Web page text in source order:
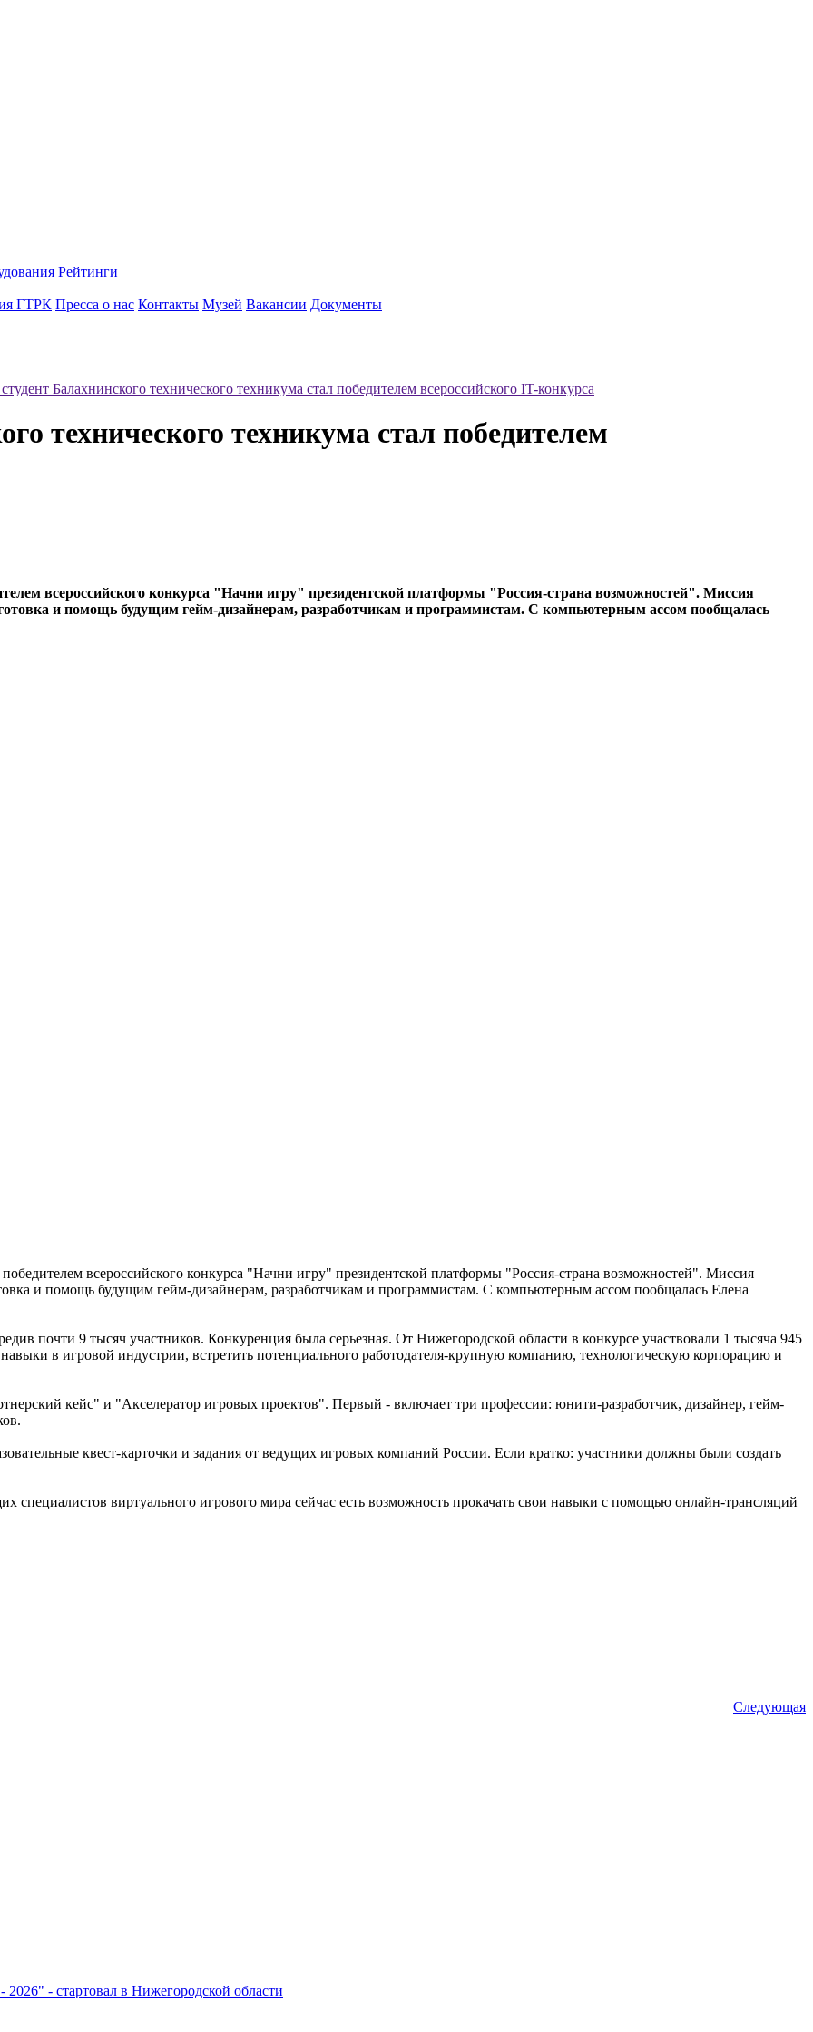
Рейтинги
ГТРК Пресса о нас Контакты Музей Вакансии Документы
Балахнинского технического техникума стал победителем всероссийского IT-конкурса
технического техникума стал победителем
всероссийского конкурса "Начни игру" президентской платформы "Россия-страна возможностей". Миссия
и помощь будущим гейм-дизайнерам, разработчикам и программистам. С компьютерным ассом пообщалась
победителем всероссийского конкурса "Начни игру" президентской платформы "Россия-страна возможностей". Миссия
и помощь будущим гейм-дизайнерам, разработчикам и программистам. С компьютерным ассом пообщалась Елена
почти 9 тысяч участников. Конкуренция была серьезная. От Нижегородской области в конкурсе участвовали 1 тысяча 945
в игровой индустрии, встретить потенциального работодателя-крупную компанию, технологическую корпорацию и
кейс" и "Акселератор игровых проектов". Первый - включает три профессии: юнити-разработчик, дизайнер, гейм-
квест-карточки и задания от ведущих игровых компаний России. Если кратко: участники должны были создать
специалистов виртуального игрового мира сейчас есть возможность прокачать свои навыки с помощью онлайн-трансляций
Следующая
- стартовал в Нижегородской области